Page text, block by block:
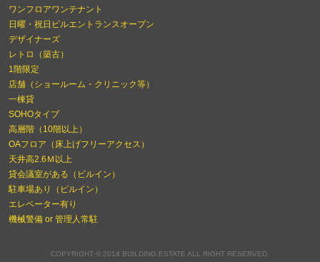
ワンフロアワンテナント
日曜・祝日ビルエントランスオープン
デザイナーズ
レトロ（築古）
1階限定
店舗（ショールーム・クリニック等）
一棟貸
SOHOタイプ
高層階（10階以上）
OAフロア（床上げフリーアクセス）
天井高2.6Ｍ以上
貸会議室がある（ビルイン）
駐車場あり（ビルイン）
エレベーター有り
機械警備 or 管理人常駐
COPYRIGHT © 2014 BUILDING ESTATE ALL RIGHT RESERVED.